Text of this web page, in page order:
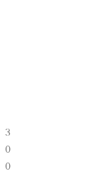
3
0
0